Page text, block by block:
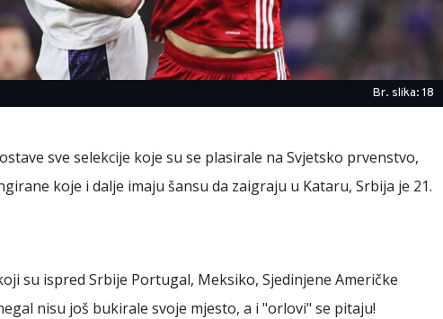
Br. slika: 18
sve selekcije koje su se plasirale na Svjetsko prvenstvo,
koje i dalje imaju šansu da zaigraju u Kataru, Srbija je 21.
su ispred Srbije Portugal, Meksiko, Sjedinjene Američke
nisu još bukirale svoje mjesto, a i "orlovi" se pitaju!